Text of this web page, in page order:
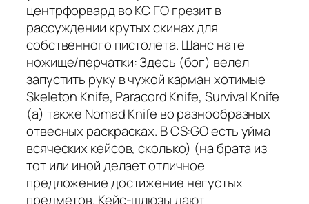
центрфорвард во КС ГО грезит в
рассуждении крутых скинах для
собственного пистолета. Шанс нате
ножище/перчатки: Здесь (бог) велел
запустить руку в чужой карман хотимые
Skeleton Knife, Paracord Knife, Survival Knife
(а) также Nomad Knife во разнообразных
отвесных раскрасках. В CS:GO есть уйма
всяческих кейсов, сколько) (на брата из
тот или иной делает отличное
предложение достижение негустых
предметов. Кейс-шлюзы дают